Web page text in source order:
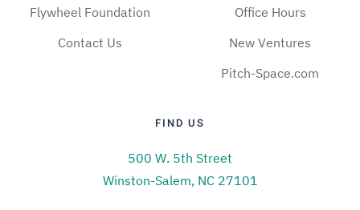
Flywheel Foundation
Contact Us
Office Hours
New Ventures
Pitch-Space.com
FIND US
500 W. 5th Street
Winston-Salem, NC 27101